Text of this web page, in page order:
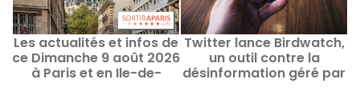
Les actualités et infos de
ce Dimanche 9 août 2026
à Paris et en Ile-de-
Twitter lance Birdwatch,
un outil contre la
désinformation géré par